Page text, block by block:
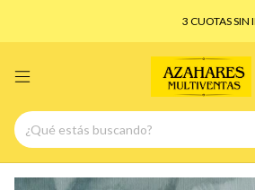
3 CUOTAS SIN INTERÉS